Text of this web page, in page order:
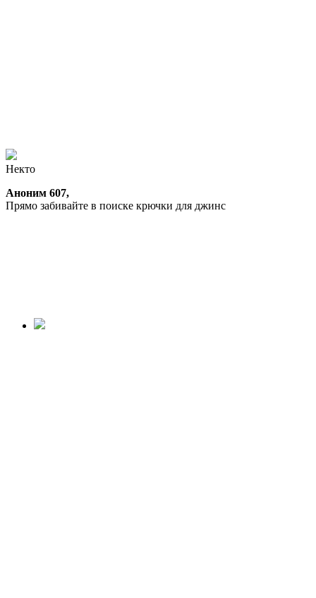
Некто
Аноним 607,
Прямо забивайте в поиске крючки для джинс